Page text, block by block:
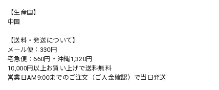
【生産国】
中国
【送料・発送について】
メール便：330円
宅急便：660円・沖縄1,320円
10,000円以上お買い上げで送料無料
営業日AM9:00までのご注文（ご入金確認）で当日発送